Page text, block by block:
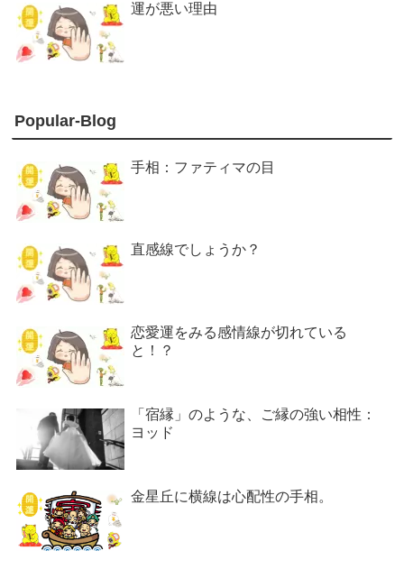
運が悪い理由
Popular-Blog
手相：ファティマの目
直感線でしょうか？
恋愛運をみる感情線が切れている
と！？
「宿縁」のような、ご縁の強い相性：
ヨッド
金星丘に横線は心配性の手相。